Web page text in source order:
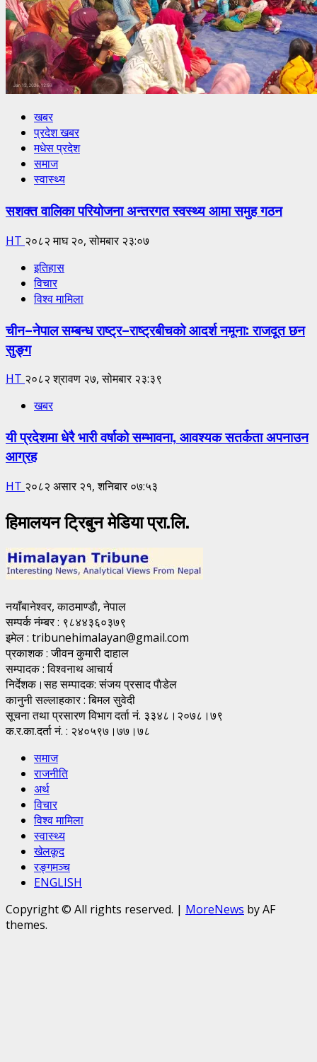
खबर
प्रदेश खबर
मधेस प्रदेश
समाज
स्वास्थ्य
सशक्त वालिका परियोजना अन्तरगत स्वस्थ्य आमा समुह गठन
HT २०८२ माघ २०, सोमबार २३:०७
इतिहास
विचार
विश्व मामिला
चीन–नेपाल सम्बन्ध राष्ट्र–राष्ट्रबीचको आदर्श नमूना: राजदूत छन
सुङ्ग
HT २०८२ श्रावण २७, सोमबार २३:३९
खबर
यी प्रदेशमा धेरै भारी वर्षाको सम्भावना, आवश्यक सतर्कता अपनाउन
आग्रह
HT २०८२ असार २१, शनिबार ०७:५३
हिमालयन ट्रिबुन मेडिया प्रा.लि.
नयाँबानेश्वर, काठमाण्डाै, नेपाल
सम्पर्क नंम्बर : ९८४४३६०३७९
इमेल : tribunehimalayan@gmail.com
प्रकाशक : जीवन कुमारी दाहाल
सम्पादक : विश्वनाथ आचार्य
निर्देशक।सह सम्पादक: संजय प्रसाद पाैडेल
कानुनी सल्लाहकार : बिमल सुवेदी
सूचना तथा प्रसारण विभाग दर्ता नं. ३३४८।२०७८।७९
क.र.का.दर्ता नं. : २४०५९७।७७।७८
समाज
राजनीति
अर्थ
विचार
विश्व मामिला
स्वास्थ्य
खेलकूद
रङ्गमञ्च
ENGLISH
Copyright © All rights reserved. | MoreNews by AF
themes.